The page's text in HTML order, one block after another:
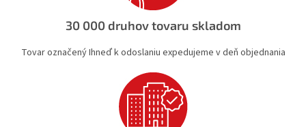
ý
i
s
u
30 000 druhov tovaru skladom
Tovar označený Ihneď k odoslaniu expedujeme v deň objednania